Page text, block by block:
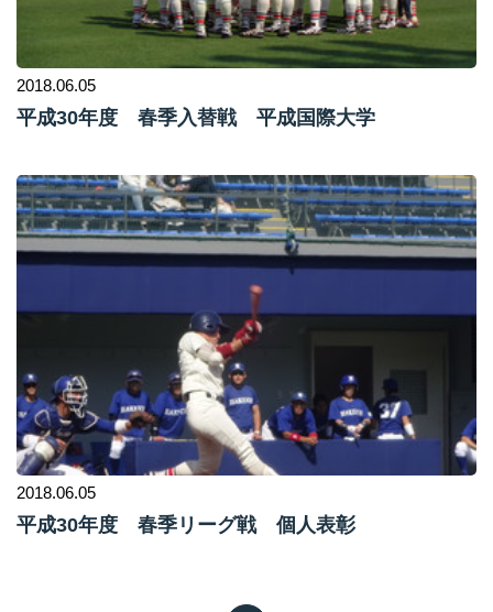
2018.06.05
平成30年度 春季入替戦 平成国際大学
2018.06.05
平成30年度 春季リーグ戦 個人表彰